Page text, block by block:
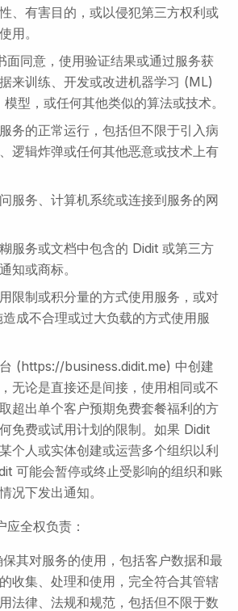
、有害目的，或以侵犯第三方权利或
用。
面同意，使用验证结果或通过服务获
来训练、开发或改进机器学习 (ML)
型，或任何其他类似的算法或技术。
务的正常运行，包括但不限于引入病
逻辑炸弹或任何其他恶意或技术上有
服务、计算机系统或连接到服务的网
服务或文档中包含的 Didit 或第三方
知或商标。
限制或积分量的方式使用服务，或对
成不合理或过大负载的方式使用服
(https://business.didit.me) 中创建
无论是直接还是间接，使用相同或不
超出单个客户预期免费套餐福利的方
免费或试用计划的限制。如果 Didit
个人或实体创建或运营多个组织以利
可能会暂停或终止受影响的组织和账
况下发出通知。
应全权负责：
保其对服务的使用，包括客户数据和最
收集、处理和使用，完全符合其管辖
法律、法规和规范，包括但不限于数